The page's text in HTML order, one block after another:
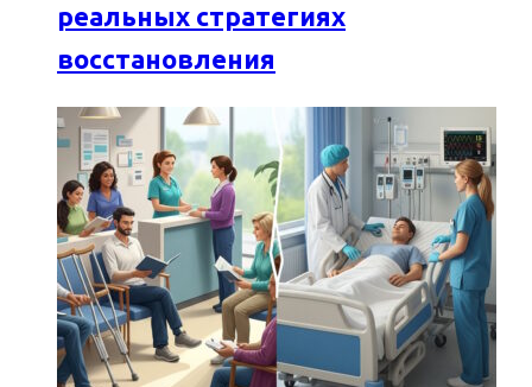
реальных стратегиях
восстановления